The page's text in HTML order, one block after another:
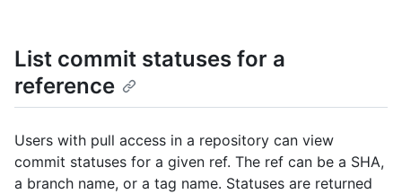
List commit statuses for a
reference
Users with pull access in a repository can view
commit statuses for a given ref. The ref can be a SHA,
a branch name, or a tag name. Statuses are returned